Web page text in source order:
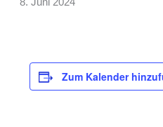
Zum Kalender